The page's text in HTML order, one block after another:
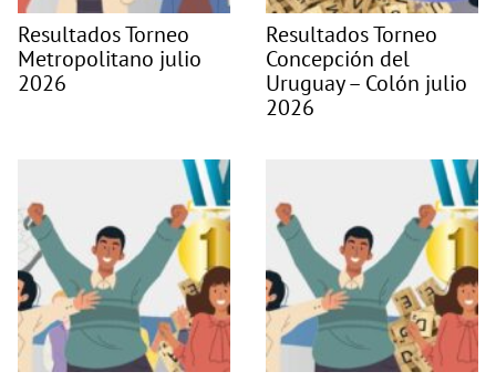
Resultados Torneo
Metropolitano julio
2026
Resultados Torneo
Concepción del
Uruguay – Colón julio
2026